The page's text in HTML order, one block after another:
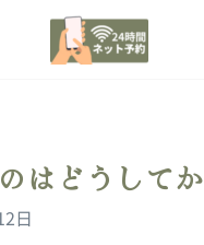
はどうしてか
日